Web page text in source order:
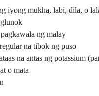
iyong mukha, labi, dila, o
ng malay
na tibok ng puso
na antas ng potassium
o mata